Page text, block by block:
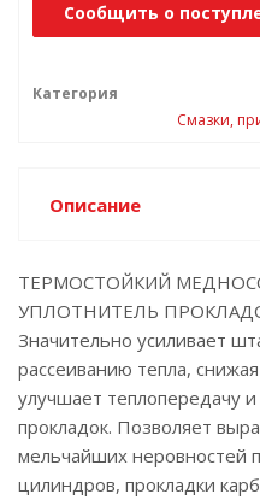
Сообщить о
Категория
Смазки,
Описание
ТЕРМОСТОЙКИЙ
УПЛОТНИТЕЛЬ
Значительно усиливает
рассеиванию тепла,
улучшает теплопередачу
прокладок. Позволяет
мельчайших неровностей
цилиндров, прокладки